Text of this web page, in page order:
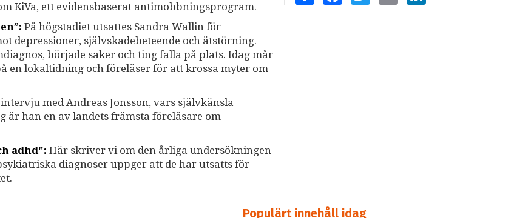
KiVa, ett evidensbaserat antimobbningsprogram.
På högstadiet utsattes Sandra Wallin för
depressioner, självskadebeteende och ätstörning.
började saker och ting falla på plats. Idag mår
en lokaltidning och föreläser för att krossa myter om
med Andreas Jonsson, vars självkänsla
är han en av landets främsta föreläsare om
adhd": Här skriver vi om den årliga undersökningen
diagnoser uppger att de har utsatts för
Populärt innehåll idag